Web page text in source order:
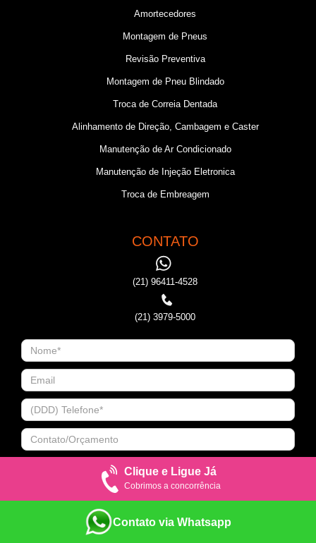
Amortecedores
Montagem de Pneus
Revisão Preventiva
Montagem de Pneu Blindado
Troca de Correia Dentada
Alinhamento de Direção, Cambagem e Caster
Manutenção de Ar Condicionado
Manutenção de Injeção Eletronica
Troca de Embreagem
CONTATO
(21) 96411-4528
(21) 3979-5000
Clique e Ligue Já
Cobrimos a concorrência
Contato via Whatsapp